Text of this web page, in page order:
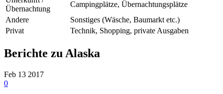
Übernachtung
Campingplätze, Übernachtungsplätze
Andere
Sonstiges (Wäsche, Baumarkt etc.)
Privat
Technik, Shopping, private Ausgaben
Berichte zu Alaska
Feb 13 2017
0